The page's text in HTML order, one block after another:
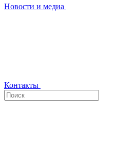
Новости и медиа
Контакты